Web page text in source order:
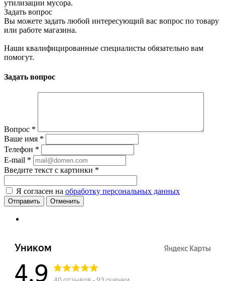
утилизации мусора.
Задать вопрос
Вы можете задать любой интересующий вас вопрос по товару
или работе магазина.
Наши квалифицированные специалисты обязательно вам
помогут.
Задать вопрос
Вопрос *
Ваше имя *
Телефон *
E-mail *
Введите текст с картинки *
Я согласен на обработку персональных данных
Отменить